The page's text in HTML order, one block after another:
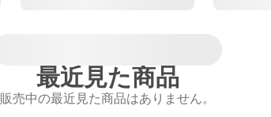
最近見た商品
販売中の最近見た商品はありません。